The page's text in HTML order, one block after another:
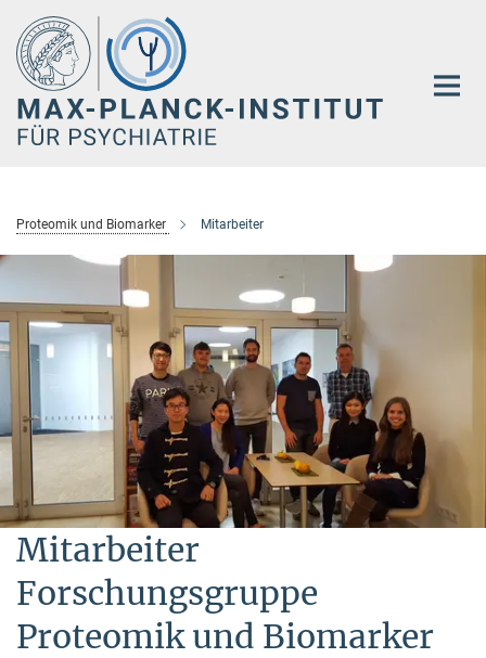
Hauptinhalt
Proteomik und Biomarker Mitarbeiter
Mitarbeiter
Forschungsgruppe
Proteomik und Biomarker